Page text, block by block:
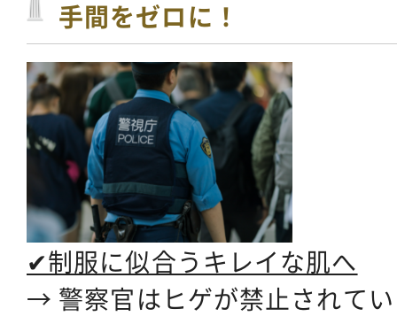
手間をゼロに！
✔制服に似合うキレイな肌へ
→ 警察官はヒゲが禁止されて